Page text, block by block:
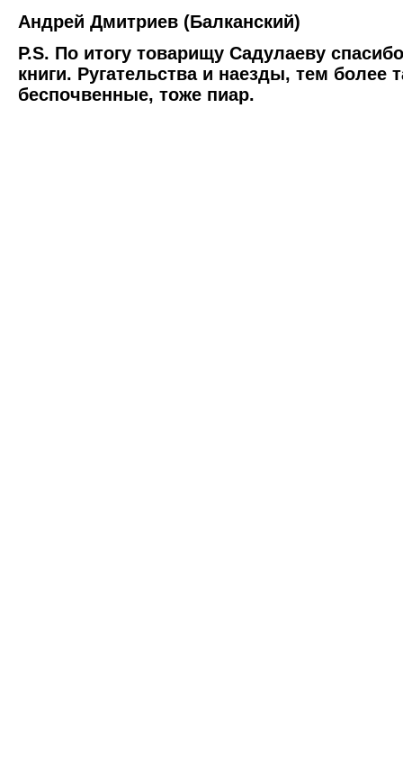
Андрей Дмитриев (Балканский)
P.S. По итогу товарищу Садулаеву
книги. Ругательства и наезды, тем более
беспочвенные, тоже пиар.